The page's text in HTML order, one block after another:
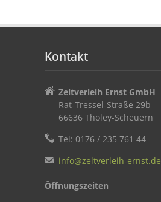
Kontakt
Zeltverleih Ernst GmbH
Rat-Tressel-Straße 29b
66636 Tholey-Scheuern
Tel: 0176 / 235 761 44
info@zeltverleih-ernst.de
Öffnungszeiten